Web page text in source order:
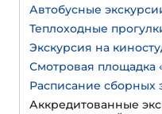
Автобусные
Теплоходные
Экскурсия на
Смотровая площадка
Расписание сборных
Аккредитованные